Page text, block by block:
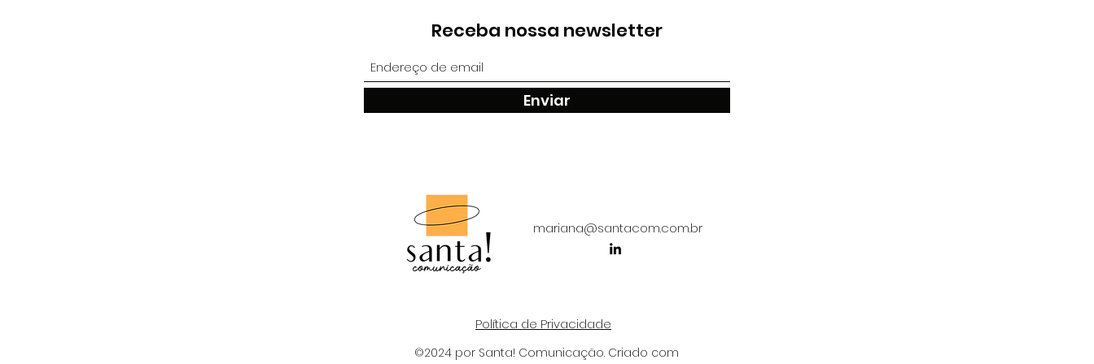
Receba nossa newsletter
Enviar
mariana@santacom.com.br
Política de Privacidade
©2024 por Santa! Comunicação. Criado com